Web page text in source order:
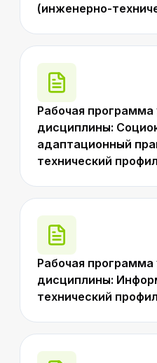
(инженерно-
Рабочая программа
дисциплины:
адаптационный
технический
Рабочая программа
дисциплины:
технический